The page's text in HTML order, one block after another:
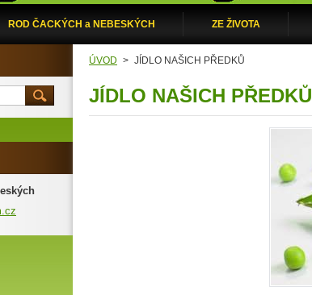
ROD ČACKÝCH a NEBESKÝCH ZE ŽIVOTA
ÚVOD > JÍDLO NAŠICH PŘEDKŮ
JÍDLO NAŠICH PŘEDKŮ